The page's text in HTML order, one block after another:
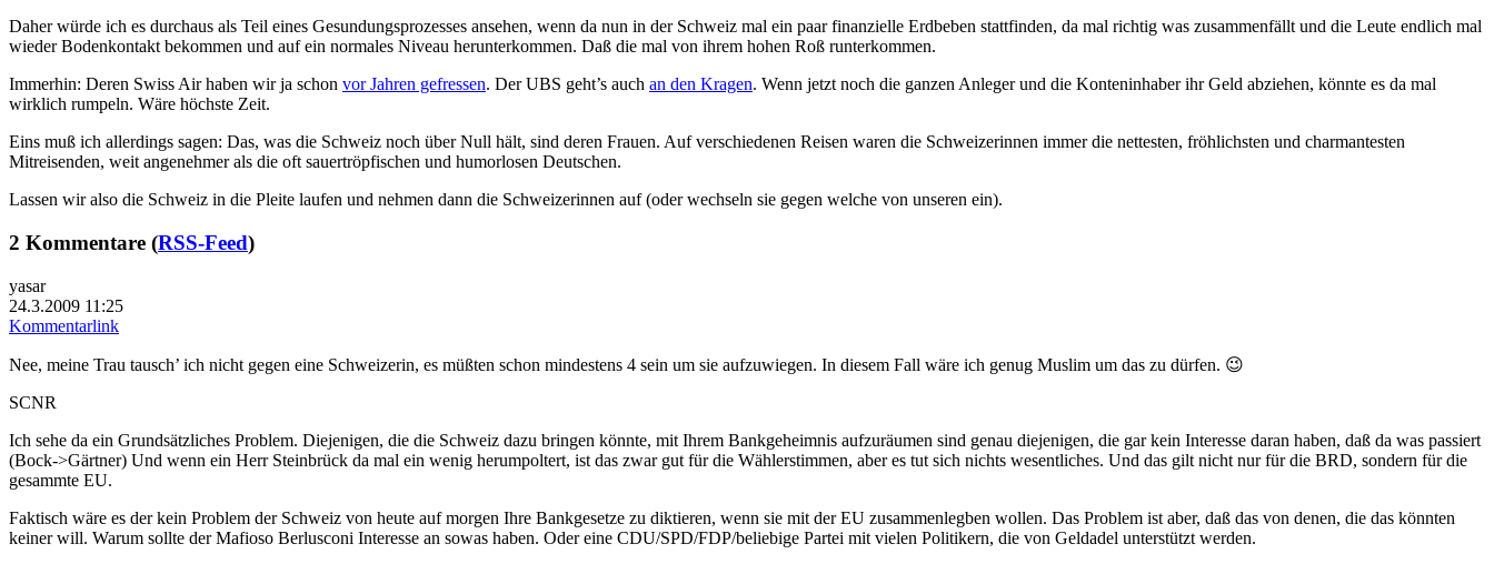
Daher würde ich es durchaus als Teil eines Gesundungsprozesses ansehen, wenn da nun in der Schweiz mal ein paar finanzielle Erdbeben stattfinden, da mal richtig was zusammenfällt und die Leute endlich mal
wieder Bodenkontakt bekommen und auf ein normales Niveau herunterkommen. Daß die mal von ihrem hohen Roß runterkommen.
Immerhin: Deren Swiss Air haben wir ja schon vor Jahren gefressen. Der UBS geht’s auch an den Kragen. Wenn jetzt noch die ganzen Anleger und die Konteninhaber ihr Geld abziehen, könnte es da mal
wirklich rumpeln. Wäre höchste Zeit.
Eins muß ich allerdings sagen: Das, was die Schweiz noch über Null hält, sind deren Frauen. Auf verschiedenen Reisen waren die Schweizerinnen immer die nettesten, fröhlichsten und charmantesten
Mitreisenden, weit angenehmer als die oft sauertröpfischen und humorlosen Deutschen.
Lassen wir also die Schweiz in die Pleite laufen und nehmen dann die Schweizerinnen auf (oder wechseln sie gegen welche von unseren ein).
2 Kommentare (RSS-Feed)
yasar
24.3.2009 11:25
Kommentarlink
Nee, meine Trau tausch’ ich nicht gegen eine Schweizerin, es müßten schon mindestens 4 sein um sie aufzuwiegen. In diesem Fall wäre ich genug Muslim um das zu dürfen. 😉
SCNR
Ich sehe da ein Grundsätzliches Problem. Diejenigen, die die Schweiz dazu bringen könnte, mit Ihrem Bankgeheimnis aufzuräumen sind genau diejenigen, die gar kein Interesse daran haben, daß da was passiert
(Bock->Gärtner) Und wenn ein Herr Steinbrück da mal ein wenig herumpoltert, ist das zwar gut für die Wählerstimmen, aber es tut sich nichts wesentliches. Und das gilt nicht nur für die BRD, sondern für die
gesammte EU.
Faktisch wäre es der kein Problem der Schweiz von heute auf morgen Ihre Bankgesetze zu diktieren, wenn sie mit der EU zusammenlegben wollen. Das Problem ist aber, daß das von denen, die das könnten
keiner will. Warum sollte der Mafioso Berlusconi Interesse an sowas haben. Oder eine CDU/SPD/FDP/beliebige Partei mit vielen Politikern, die von Geldadel unterstützt werden.